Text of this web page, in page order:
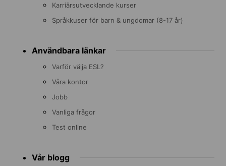
Karriärsutvecklande kurser
Språkkuser för barn & ungdomar (8-17 år)
Användbara länkar
Varför välja ESL?
Våra kontor
Jobb
Vanliga frågor
Test online
Vår blogg